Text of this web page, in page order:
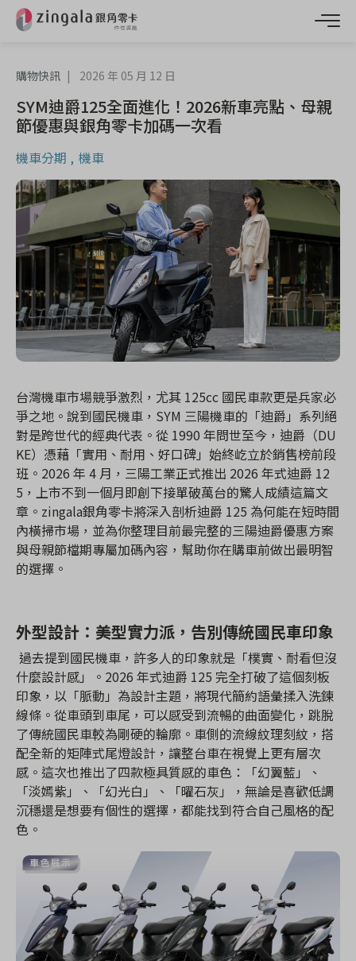
購物快訊 2026 年 05 月 12 日
SYM迪爵125全面進化！2026新車亮點、母親
節優惠與銀角零卡加碼一次看
機車分期 機車
台灣機車市場競爭激烈，尤其 125cc 國民車款更是兵家必
爭之地。說到國民機車，SYM 三陽機車的「迪爵」系列絕
對是跨世代的經典代表。從 1990 年問世至今，迪爵（DU
KE）憑藉「實用、耐用、好口碑」始終屹立於銷售榜前段
班。2026 年 4 月，三陽工業正式推出 2026 年式迪爵 12
5，上市不到一個月即創下接單破萬台的驚人成績這篇文
章。zingala銀角零卡將深入剖析迪爵 125 為何能在短時間
內橫掃市場，並為你整理目前最完整的三陽迪爵優惠方案
與母親節檔期專屬加碼內容，幫助你在購車前做出最明智
的選擇。
外型設計：美型實力派，告別傳統國民車印象
過去提到國民機車，許多人的印象就是「樸實、耐看但沒
什麼設計感」。2026 年式迪爵 125 完全打破了這個刻板
印象，以「脈動」為設計主題，將現代簡約語彙揉入洗鍊
線條。從車頭到車尾，可以感受到流暢的曲面變化，跳脫
了傳統國民車較為剛硬的輪廓。車側的流線紋理刻紋，搭
配全新的矩陣式尾燈設計，讓整台車在視覺上更有層次
感。這次也推出了四款極具質感的車色：「幻翼藍」、
「淡嫣紫」、「幻光白」、「曜石灰」，無論是喜歡低調
沉穩還是想要有個性的選擇，都能找到符合自己風格的配
色。